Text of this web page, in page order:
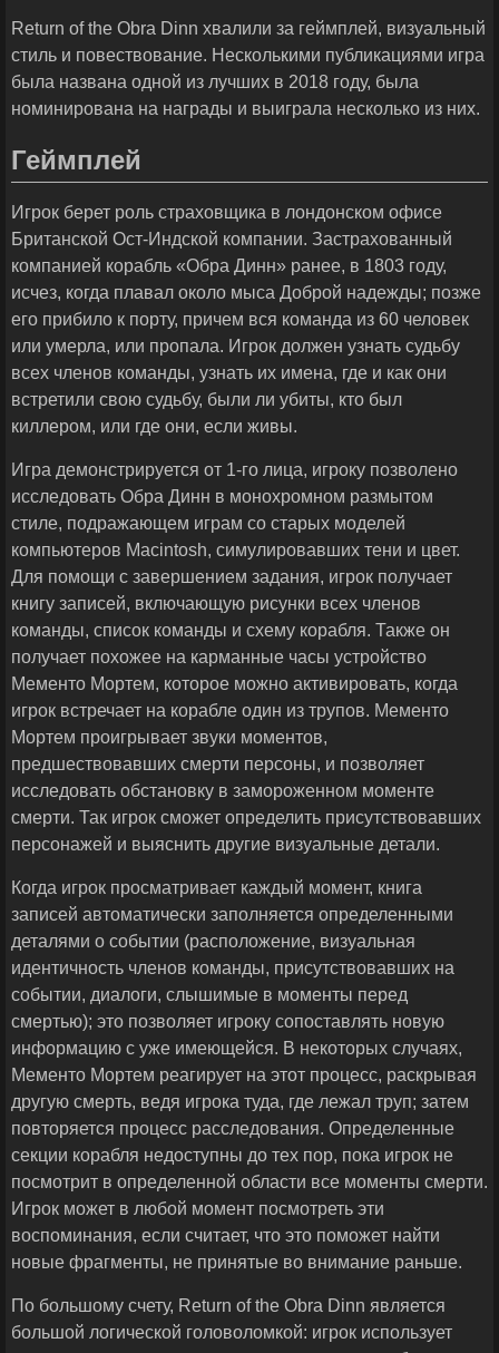
Return of the Obra Dinn хвалили за геймплей, визуальный
стиль и повествование. Несколькими публикациями игра
была названа одной из лучших в 2018 году, была
номинирована на награды и выиграла несколько из них.
Геймплей
Игрок берет роль страховщика в лондонском офисе
Британской Ост-Индской компании. Застрахованный
компанией корабль «Обра Динн» ранее, в 1803 году,
исчез, когда плавал около мыса Доброй надежды; позже
его прибило к порту, причем вся команда из 60 человек
или умерла, или пропала. Игрок должен узнать судьбу
всех членов команды, узнать их имена, где и как они
встретили свою судьбу, были ли убиты, кто был
киллером, или где они, если живы.
Игра демонстрируется от 1-го лица, игроку позволено
исследовать Обра Динн в монохромном размытом
стиле, подражающем играм со старых моделей
компьютеров Macintosh, симулировавших тени и цвет.
Для помощи с завершением задания, игрок получает
книгу записей, включающую рисунки всех членов
команды, список команды и схему корабля. Также он
получает похожее на карманные часы устройство
Мементо Мортем, которое можно активировать, когда
игрок встречает на корабле один из трупов. Мементо
Мортем проигрывает звуки моментов,
предшествовавших смерти персоны, и позволяет
исследовать обстановку в замороженном моменте
смерти. Так игрок сможет определить присутствовавших
персонажей и выяснить другие визуальные детали.
Когда игрок просматривает каждый момент, книга
записей автоматически заполняется определенными
деталями о событии (расположение, визуальная
идентичность членов команды, присутствовавших на
событии, диалоги, слышимые в моменты перед
смертью); это позволяет игроку сопоставлять новую
информацию с уже имеющейся. В некоторых случаях,
Мементо Мортем реагирует на этот процесс, раскрывая
другую смерть, ведя игрока туда, где лежал труп; затем
повторяется процесс расследования. Определенные
секции корабля недоступны до тех пор, пока игрок не
посмотрит в определенной области все моменты смерти.
Игрок может в любой момент посмотреть эти
воспоминания, если считает, что это поможет найти
новые фрагменты, не принятые во внимание раньше.
По большому счету, Return of the Obra Dinn является
большой логической головоломкой: игрок использует